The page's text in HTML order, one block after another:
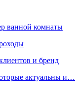
ванной комнаты
и бренд
актуальны и…